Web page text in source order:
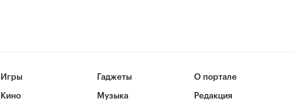
Игры
Кино
Гаджеты
Музыка
О портале
Редакция